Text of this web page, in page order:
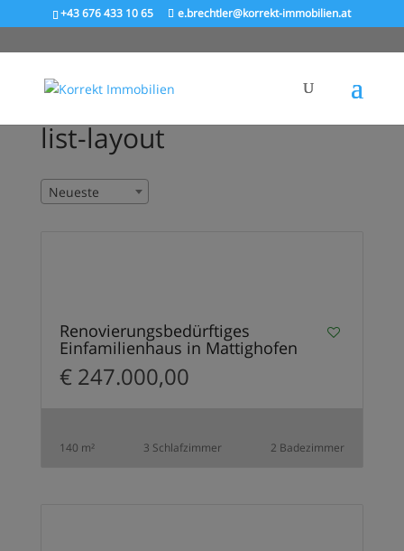
+43 676 433 10 65 e.brechtler@korrekt-immobilien.at
list-layout
Neueste
Renovierungsbedürftiges
Einfamilienhaus in Mattighofen
€ 247.000,00
140 m² 3 Schlafzimmer 2 Badezimmer